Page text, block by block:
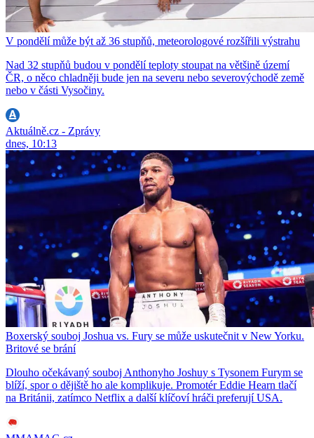
V pondělí může být až 36 stupňů, meteorologové rozšířili výstrahu
Nad 32 stupňů budou v pondělí teploty stoupat na většině území
ČR, o něco chladněji bude jen na severu nebo severovýchodě země
nebo v části Vysočiny.
Aktuálně.cz - Zprávy
dnes, 10:13
Boxerský souboj Joshua vs. Fury se může uskutečnit v New Yorku.
Britové se brání
Dlouho očekávaný souboj Anthonyho Joshuy s Tysonem Furym se
blíží, spor o dějiště ho ale komplikuje. Promotér Eddie Hearn tlačí
na Británii, zatímco Netflix a další klíčoví hráči preferují USA.